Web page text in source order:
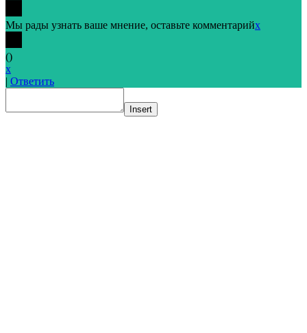
Мы рады узнать ваше мнение, оставьте комментарийx
()
x
| Ответить
Insert